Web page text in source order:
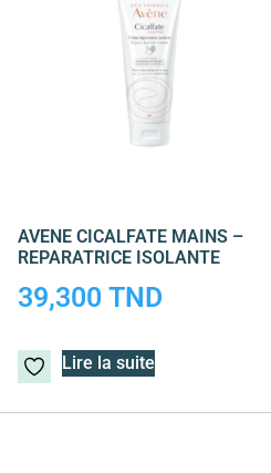
AVENE CICALFATE MAINS –
REPARATRICE ISOLANTE
39,300 TND
Lire la suite